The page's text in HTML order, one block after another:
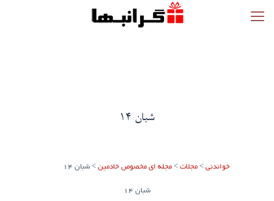
شبان 14
خواندنی> مجلات> مجله ای مخصوص خادمین> شبان 14
شبان 14